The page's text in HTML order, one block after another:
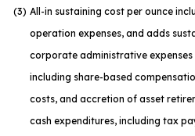
(3) All-in sustaining cost per ounce
operation expenses, and adds
corporate administrative expenses
including share-based
costs, and accretion of asset
cash expenditures, including tax